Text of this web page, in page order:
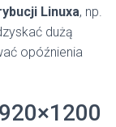
Linuxa, np.
dużą
opóźnienia